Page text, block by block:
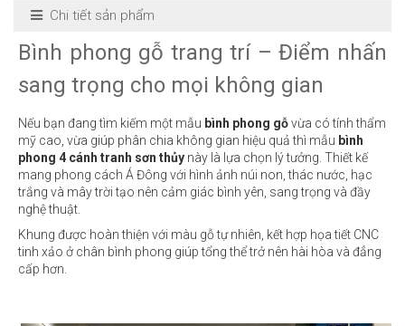
Chi tiết sản phẩm
Bình phong gỗ trang trí – Điểm nhấn
sang trọng cho mọi không gian
Nếu bạn đang tìm kiếm một mẫu bình phong gỗvừa có tính thẩm
mỹ cao, vừa giúp phân chia không gian hiệu quả thì mẫu bình
phong 4 cánh tranh sơn thủy này là lựa chọn lý tưởng. Thiết kế
mang phong cách Á Đông với hình ảnh núi non, thác nước, hạc
trắng và mây trời tạo nên cảm giác bình yên, sang trọng và đầy
nghệ thuật.
Khung được hoàn thiện với màu gỗ tự nhiên, kết hợp họa tiết CNC
tinh xảo ở chân bình phong giúp tổng thể trở nên hài hòa và đẳng
cấp hơn.